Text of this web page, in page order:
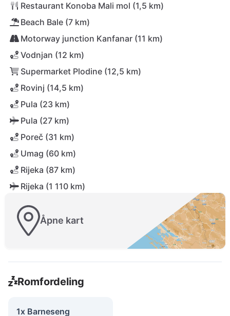
Restaurant Konoba Mali mol (1,5 km)
Beach Bale (7 km)
Motorway junction Kanfanar (11 km)
Vodnjan (12 km)
Supermarket Plodine (12,5 km)
Rovinj (14,5 km)
Pula (23 km)
Pula (27 km)
Poreč (31 km)
Umag (60 km)
Rijeka (87 km)
Rijeka (1 110 km)
Åpne kart
Romfordeling
1x Barneseng